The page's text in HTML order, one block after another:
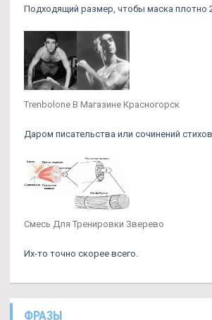
Подходящий размер, чтобы маска плотно
Trenbolone В Магазине Красногорск
Даром писательства или сочинений
Смесь Для Тренировки Зверево
Их-то точно скорее всего.
ФРАЗЫ